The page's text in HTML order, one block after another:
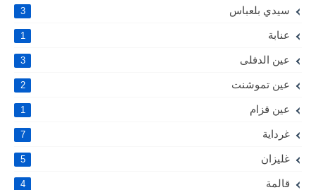
سيدي بلعباس 3
عنابة 1
عين الدفلى 3
عين تموشنت 2
عين قزام 1
غرداية 7
غليزان 5
قالمة 4